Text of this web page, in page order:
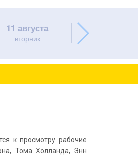
11 августа
вторник
к просмотру рабочие
Тома Холланда, Энн